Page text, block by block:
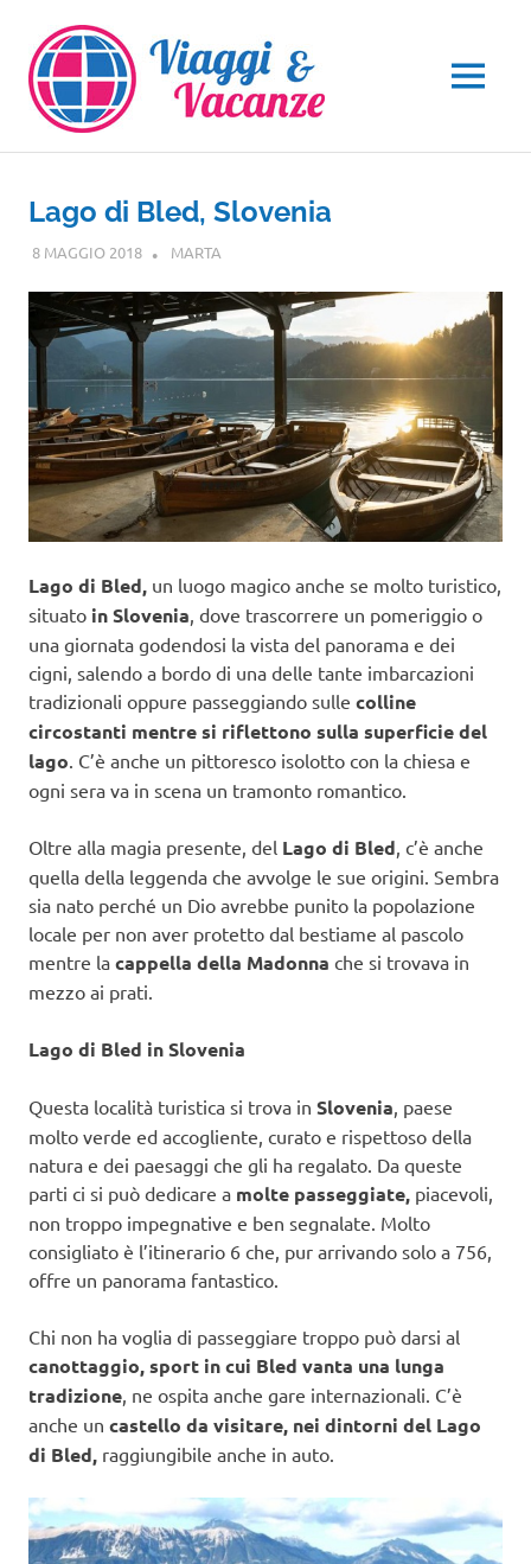
contenuto
MENU
Lago di Bled, Slovenia
8 MAGGIO 2018 MARTA
Lago di Bled, un luogo magico anche se molto turistico,
situato in Slovenia, dove trascorrere un pomeriggio o
una giornata godendosi la vista del panorama e dei
cigni, salendo a bordo di una delle tante imbarcazioni
tradizionali oppure passeggiando sulle colline
circostanti mentre si riflettono sulla superficie del
lago. C’è anche un pittoresco isolotto con la chiesa e
ogni sera va in scena un tramonto romantico.
Oltre alla magia presente, del Lago di Bled, c’è anche
quella della leggenda che avvolge le sue origini. Sembra
sia nato perché un Dio avrebbe punito la popolazione
locale per non aver protetto dal bestiame al pascolo
mentre la cappella della Madonna che si trovava in
mezzo ai prati.
Lago di Bled in Slovenia
Questa località turistica si trova in Slovenia, paese
molto verde ed accogliente, curato e rispettoso della
natura e dei paesaggi che gli ha regalato. Da queste
parti ci si può dedicare a molte passeggiate, piacevoli,
non troppo impegnative e ben segnalate. Molto
consigliato è l’itinerario 6 che, pur arrivando solo a 756,
offre un panorama fantastico.
Chi non ha voglia di passeggiare troppo può darsi al
canottaggio, sport in cui Bled vanta una lunga
tradizione, ne ospita anche gare internazionali. C’è
anche un castello da visitare, nei dintorni del Lago
di Bled, raggiungibile anche in auto.